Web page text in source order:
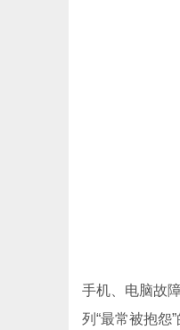
手机、电脑故
列“最常被抱怨